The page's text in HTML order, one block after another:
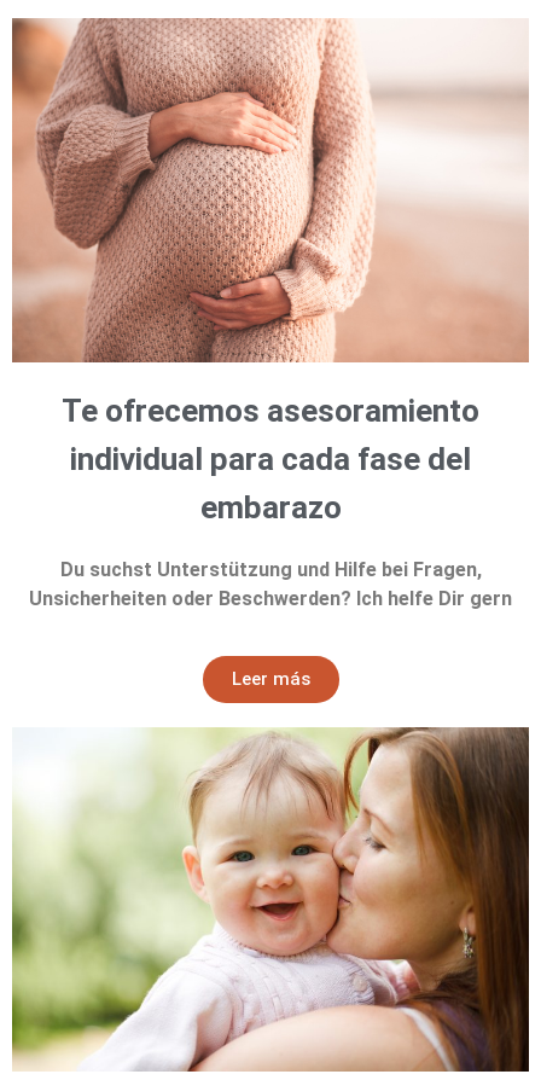
Te ofrecemos asesoramiento
individual para cada fase del
embarazo
Du suchst Unterstützung und Hilfe bei Fragen,
Unsicherheiten oder Beschwerden? Ich helfe Dir gern
Leer más